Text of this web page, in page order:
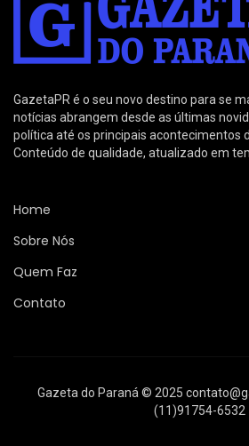
GazetaPR é o seu novo destino para se
notícias abrangem desde as últimas
política até os principais acontecimentos
Conteúdo de qualidade, atualizado em
Home
Sobre Nós
Quem Faz
Contato
Gazeta do Paraná © 2025
(11)91754-6532